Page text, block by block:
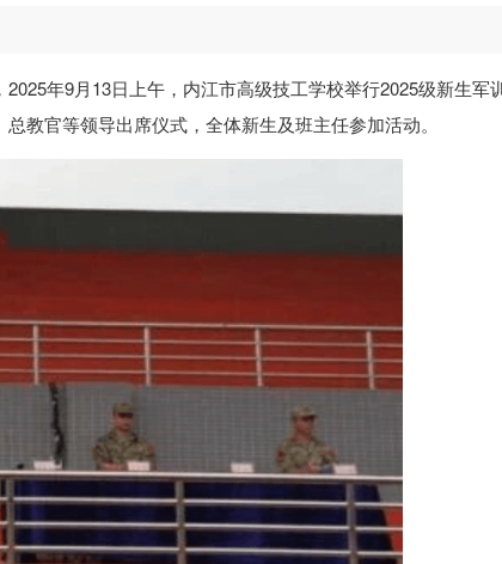
年9月13日上午，内江市高级技工学校举行2025级新生军
教官等领导出席仪式，全体新生及班主任参加活动。